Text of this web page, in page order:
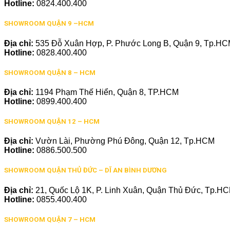
Hotline: 0824.400.400
SHOWROOM QUẬN 9 –HCM
Địa chỉ: 535 Đỗ Xuân Hợp, P. Phước Long B, Quận 9,
Hotline: 0828.400.400
SHOWROOM QUẬN 8 – HCM
Địa chỉ: 1194 Phạm Thế Hiển, Quận 8, TP.HCM
Hotline: 0899.400.400
SHOWROOM QUẬN 12 – HCM
Địa chỉ: Vườn Lài, Phường Phú Đông, Quận 12, Tp.HCM
Hotline: 0886.500.500
SHOWROOM QUẬN THỦ ĐỨC – DĨ AN BÌNH DƯƠNG
Địa chỉ: 21, Quốc Lộ 1K, P. Linh Xuân, Quận Thủ Đức,
Hotline: 0855.400.400
SHOWROOM QUẬN 7 – HCM